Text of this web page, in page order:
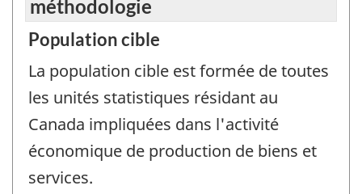
méthodologie
Population cible
La population cible est formée de toutes
les unités statistiques résidant au
Canada impliquées dans l'activité
économique de production de biens et
services.